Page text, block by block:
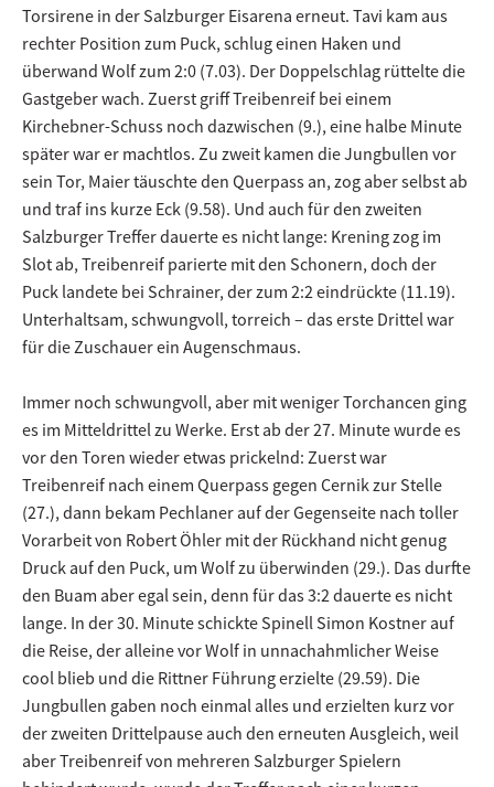
Torsirene in der Salzburger Eisarena erneut. Tavi kam aus
rechter Position zum Puck, schlug einen Haken und
überwand Wolf zum 2:0 (7.03). Der Doppelschlag rüttelte die
Gastgeber wach. Zuerst griff Treibenreif bei einem
Kirchebner-Schuss noch dazwischen (9.), eine halbe Minute
später war er machtlos. Zu zweit kamen die Jungbullen vor
sein Tor, Maier täuschte den Querpass an, zog aber selbst ab
und traf ins kurze Eck (9.58). Und auch für den zweiten
Salzburger Treffer dauerte es nicht lange: Krening zog im
Slot ab, Treibenreif parierte mit den Schonern, doch der
Puck landete bei Schrainer, der zum 2:2 eindrückte (11.19).
Unterhaltsam, schwungvoll, torreich – das erste Drittel war
für die Zuschauer ein Augenschmaus.
Immer noch schwungvoll, aber mit weniger Torchancen ging
es im Mitteldrittel zu Werke. Erst ab der 27. Minute wurde es
vor den Toren wieder etwas prickelnd: Zuerst war
Treibenreif nach einem Querpass gegen Cernik zur Stelle
(27.), dann bekam Pechlaner auf der Gegenseite nach toller
Vorarbeit von Robert Öhler mit der Rückhand nicht genug
Druck auf den Puck, um Wolf zu überwinden (29.). Das durfte
den Buam aber egal sein, denn für das 3:2 dauerte es nicht
lange. In der 30. Minute schickte Spinell Simon Kostner auf
die Reise, der alleine vor Wolf in unnachahmlicher Weise
cool blieb und die Rittner Führung erzielte (29.59). Die
Jungbullen gaben noch einmal alles und erzielten kurz vor
der zweiten Drittelpause auch den erneuten Ausgleich, weil
aber Treibenreif von mehreren Salzburger Spielern